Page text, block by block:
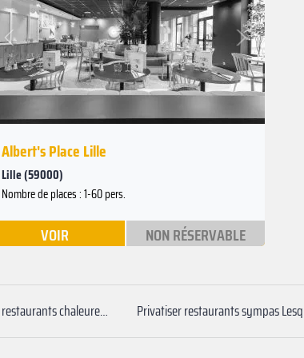
Précédent
Suivant
Albert's Place Lille
Lille (59000)
Nombre de places : 1-60 pers.
VOIR NON RÉSERVABLE
Privatiser meilleurs restaurants chaleureux Tourcoing Privatiser restaurants sympas